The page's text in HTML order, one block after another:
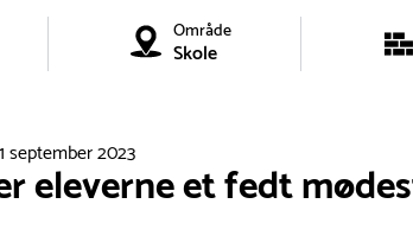
Område
Skole
1 september 2023
eleverne et fedt